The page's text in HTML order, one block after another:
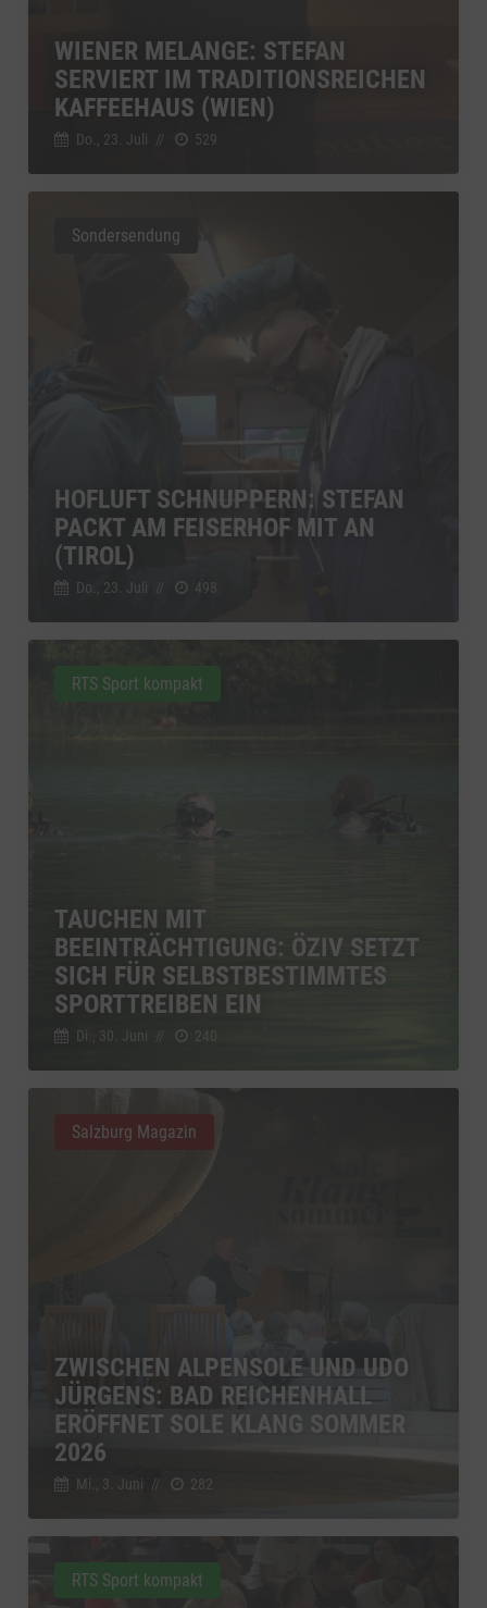
WIENER MELANGE: STEFAN
SERVIERT IM TRADITIONSREICHEN
KAFFEEHAUS (WIEN)
Do., 23. Juli // 529
HOFLUFT SCHNUPPERN: STEFAN
PACKT AM FEISERHOF MIT AN
(TIROL)
Do., 23. Juli // 498
Sondersendung
TAUCHEN MIT
BEEINTRÄCHTIGUNG: ÖZIV SETZT
SICH FÜR SELBSTBESTIMMTES
SPORTTREIBEN EIN
Di., 30. Juni // 240
RTS Sport kompakt
ZWISCHEN ALPENSOLE UND UDO
JÜRGENS: BAD REICHENHALL
ERÖFFNET SOLE KLANG SOMMER
2026
Mi., 3. Juni // 282
Salzburg Magazin
RTS Sport kompakt